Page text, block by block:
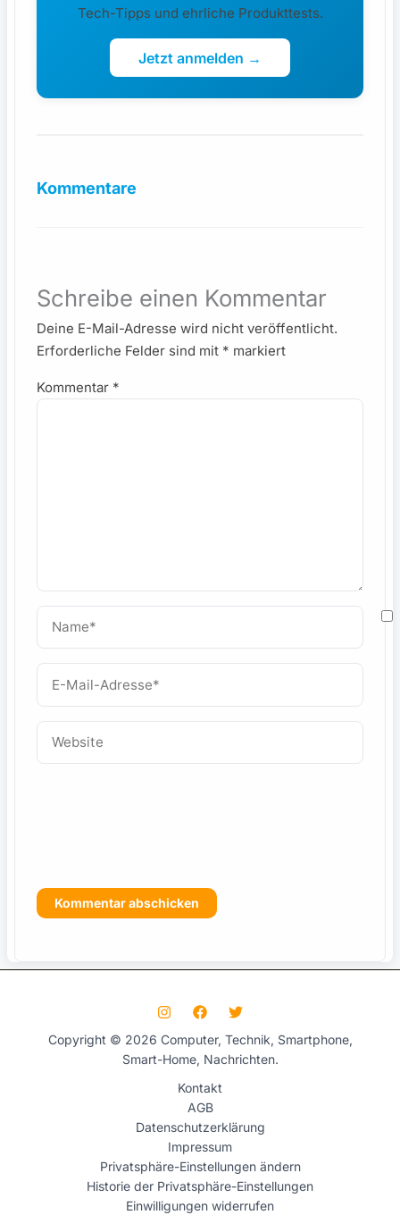
Tech-Tipps und ehrliche Produkttests.
Jetzt anmelden →
Kommentare
Schreibe einen Kommentar
Deine E-Mail-Adresse wird nicht veröffentlicht.
Erforderliche Felder sind mit * markiert
Kommentar *
Name*
Adresse*
Website
Copyright © 2026 Computer, Technik, Smartphone,
Smart-Home, Nachrichten.
Kontakt
AGB
Datenschutzerklärung
Impressum
Privatsphäre-Einstellungen ändern
Historie der Privatsphäre-Einstellungen
Einwilligungen widerrufen